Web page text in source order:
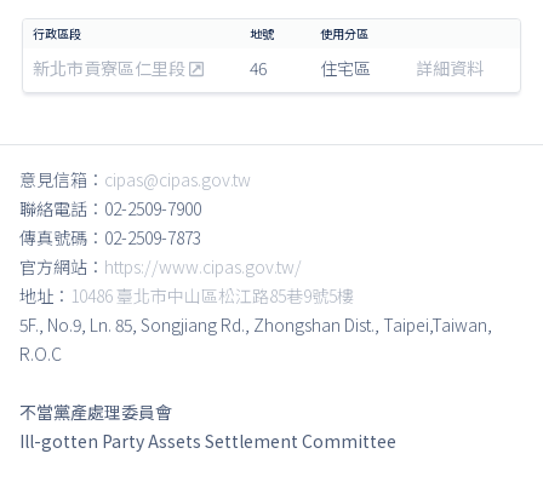
新北市貢寮區仁里段 46 住宅區 詳細資料
意見信箱： cipas@cipas.gov.tw
聯絡電話：02-2509-7900
傳真號碼：02-2509-7873
官方網站： https://www.cipas.gov.tw/
地址： 10486 臺北市中山區松江路85巷9號5樓
5F., No.9, Ln. 85, Songjiang Rd., Zhongshan Dist., Taipei,Taiwan,
R.O.C
不當黨產處理委員會
Ill-gotten Party Assets Settlement Committee